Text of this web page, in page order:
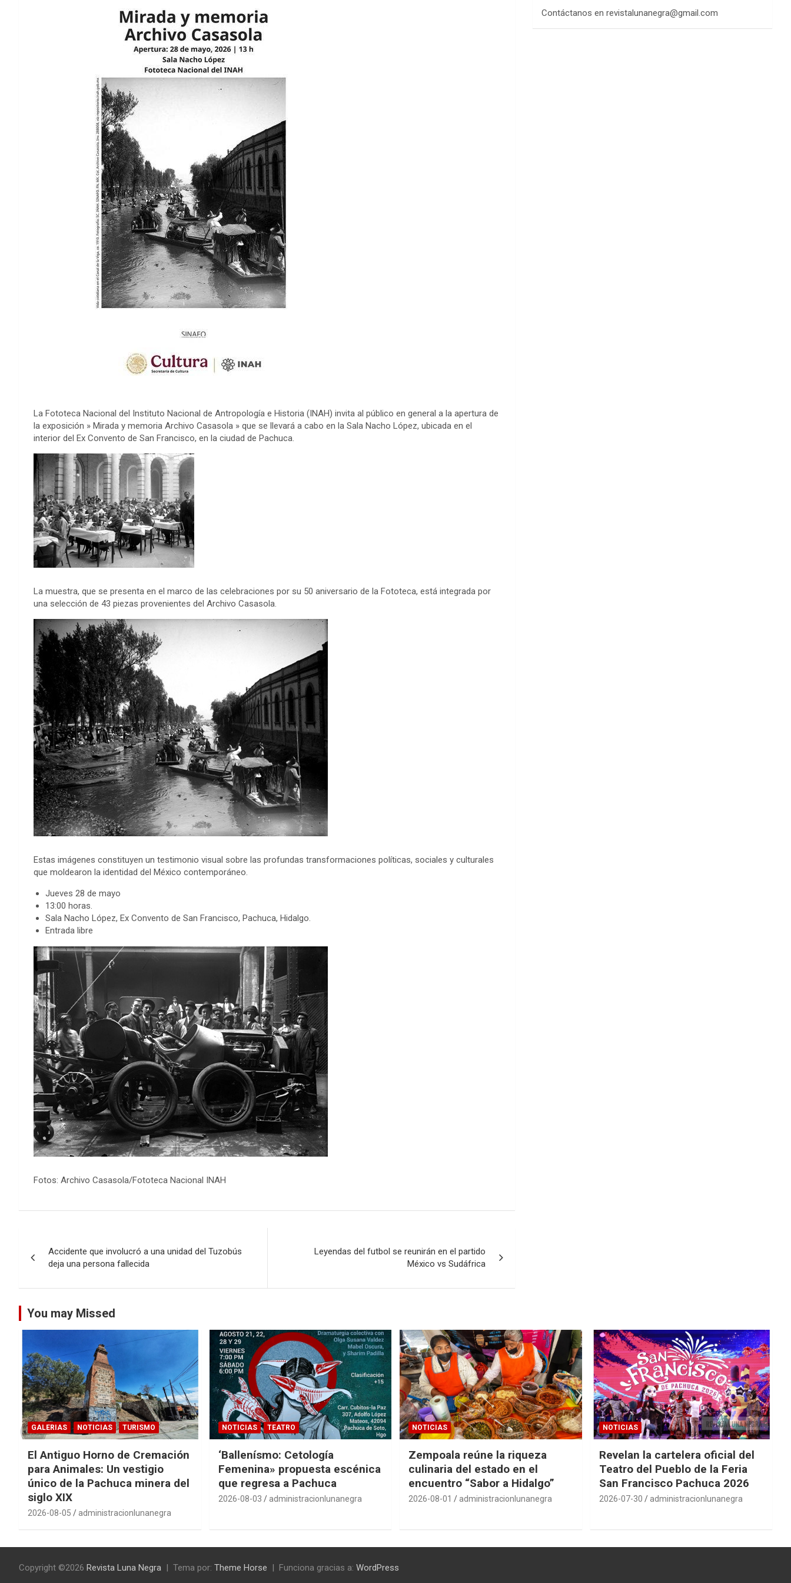
La Fototeca Nacional del Instituto Nacional de Antropología e Historia (INAH) invita al público en general a la apertura de
la exposición » Mirada y memoria Archivo Casasola » que se llevará a cabo en la Sala Nacho López, ubicada en el
interior del Ex Convento de San Francisco, en la ciudad de Pachuca.
La muestra, que se presenta en el marco de las celebraciones por su 50 aniversario de la Fototeca, está integrada por
una selección de 43 piezas provenientes del Archivo Casasola.
Estas imágenes constituyen un testimonio visual sobre las profundas transformaciones políticas, sociales y culturales
que moldearon la identidad del México contemporáneo.
Jueves 28 de mayo
13:00 horas.
Sala Nacho López, Ex Convento de San Francisco, Pachuca, Hidalgo.
Entrada libre
Fotos: Archivo Casasola/Fototeca Nacional INAH
de
entradas
Accidente que involucró a una unidad del Tuzobús
deja una persona fallecida
Leyendas del futbol se reunirán en el partido
México vs Sudáfrica
Contáctanos en revistalunanegra@gmail.com
You may Missed
GALERIAS NOTICIAS TURISMO
El Antiguo Horno de Cremación
para Animales: Un vestigio
único de la Pachuca minera del
siglo XIX
2026-08-05 administracionlunanegra
NOTICIAS TEATRO
‘Ballenísmo: Cetología
Femenina» propuesta escénica
que regresa a Pachuca
2026-08-03 administracionlunanegra
NOTICIAS
Zempoala reúne la riqueza
culinaria del estado en el
encuentro “Sabor a Hidalgo”
2026-08-01 administracionlunanegra
NOTICIAS
Revelan la cartelera oficial del
Teatro del Pueblo de la Feria
San Francisco Pachuca 2026
2026-07-30 administracionlunanegra
Copyright ©2026 Revista Luna Negra Tema por: Theme Horse Funciona gracias a: WordPress